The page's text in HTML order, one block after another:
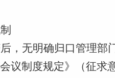
，无明确归口管理部门
议制度规定》（征求